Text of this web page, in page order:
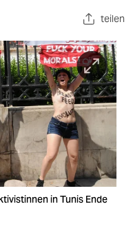
teilen
in Tunis Ende